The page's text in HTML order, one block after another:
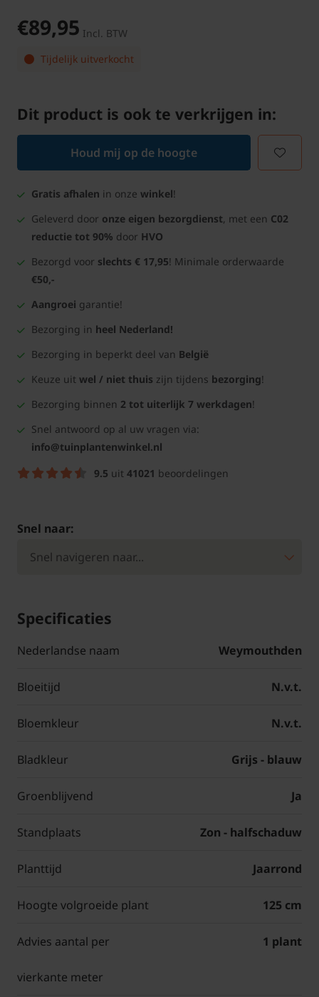
€89,95 Incl. BTW
Tijdelijk uitverkocht
Dit product is ook te verkrijgen in:
Houd mij op de hoogte
Gratis afhalen in onze winkel!
Geleverd door onze eigen bezorgdienst, met een C02
reductie tot 90% door HVO
Bezorgd voor slechts € 17,95! Minimale orderwaarde
€50,-
Aangroei garantie!
Bezorging in heel Nederland!
Bezorging in beperkt deel van België
Keuze uit wel / niet thuis zijn tijdens bezorging!
Bezorging binnen 2 tot uiterlijk 7 werkdagen!
Snel antwoord op al uw vragen via:
info@tuinplantenwinkel.nl
9.5 uit 41021 beoordelingen
Snel naar:
Specificaties
Nederlandse naam Weymouthden
Bloeitijd N.v.t.
Bloemkleur N.v.t.
Bladkleur Grijs - blauw
Groenblijvend Ja
Standplaats Zon - halfschaduw
Planttijd Jaarrond
Hoogte volgroeide plant 125 cm
Advies aantal per
vierkante meter
1 plant